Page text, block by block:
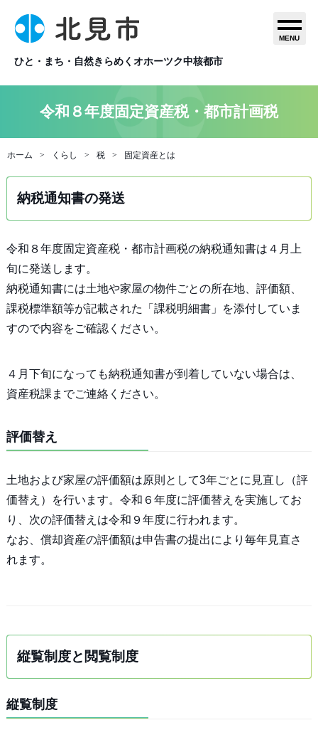
ひと・まち・自然きらめくオホーツク中核都市
MENU
令和８年度固定資産税・都市計画税
ホーム くらし 税 固定資産とは
納税通知書の発送
令和８年度固定資産税・都市計画税の納税通知書は４月上
旬に発送します。
納税通知書には土地や家屋の物件ごとの所在地、評価額、
課税標準額等が記載された「課税明細書」を添付していま
すので内容をご確認ください。
４月下旬になっても納税通知書が到着していない場合は、
資産税課までご連絡ください。
評価替え
土地および家屋の評価額は原則として3年ごとに見直し（評
価替え）を行います。令和６年度に評価替えを実施してお
り、次の評価替えは令和９年度に行われます。
なお、償却資産の評価額は申告書の提出により毎年見直さ
れます。
縦覧制度と閲覧制度
縦覧制度